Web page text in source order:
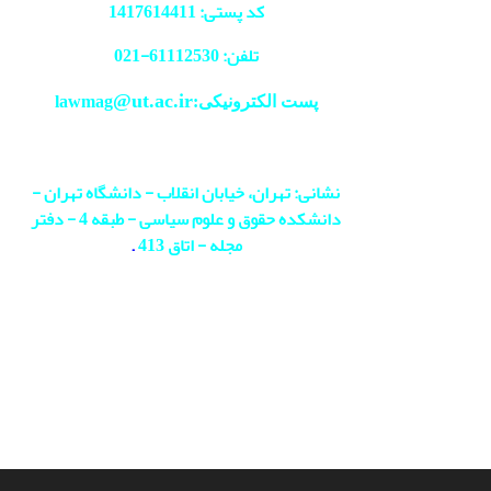
کد پستی: 1417614411
تلفن: 61112530-
021
پست الکترونیکی:lawmag@ut.ac.ir
نشانی: تهران، خیابان انقلاب - دانشگاه تهران -
دانشکده حقوق و علوم سیاسی - طبقه 4 - دفتر
مجله - اتاق 413
.